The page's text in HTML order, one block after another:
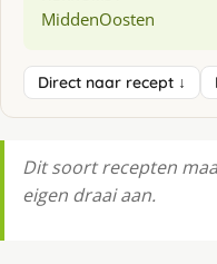
MiddenOosten
Direct naar recept ↓
Dit soort recepten
eigen draai aan.